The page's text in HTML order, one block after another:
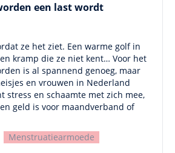
een last wordt
ze het ziet. Een warme golf in
kramp die ze niet kent… Voor het
is al spannend genoeg, maar
en vrouwen in Nederland
stress en schaamte met zich mee,
geld is voor maandverband of
Menstruatiearmoede